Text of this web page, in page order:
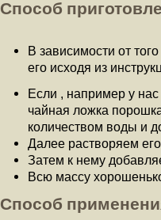
Способ
В зависимости от
его исходя из
Если , например у
чайная ложка
количеством воды и
Далее растворяем
Затем к нему
Всю массу
Способ